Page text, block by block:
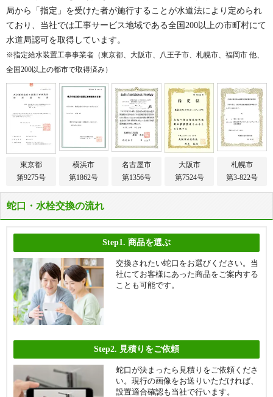
局から「指定」を受けた者が施行することが水道法により定められ
ており、当社では工事サービス地域である全国200以上の市町村にて
水道局認可を取得しています。
※指定給水装置工事事業者（東京都、大阪市、八王子市、札幌市、福岡市 他、
全国200以上の都市で取得済み）
東京都
第9275号
横浜市
第1862号
名古屋市
第1356号
大阪市
第7524号
札幌市
第3-822号
蛇口・水栓交換の流れ
Step1. 商品を選ぶ
交換されたい蛇口をお選びください。当
社にてお客様にあった商品をご案内する
ことも可能です。
Step2. 見積りをご依頼
蛇口が決まったら見積りをご依頼くださ
い。現行の画像をお送りいただければ、
設置適合確認も当社で行います。